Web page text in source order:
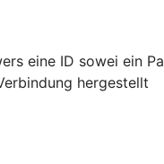
eine ID sowei ein
hergestellt